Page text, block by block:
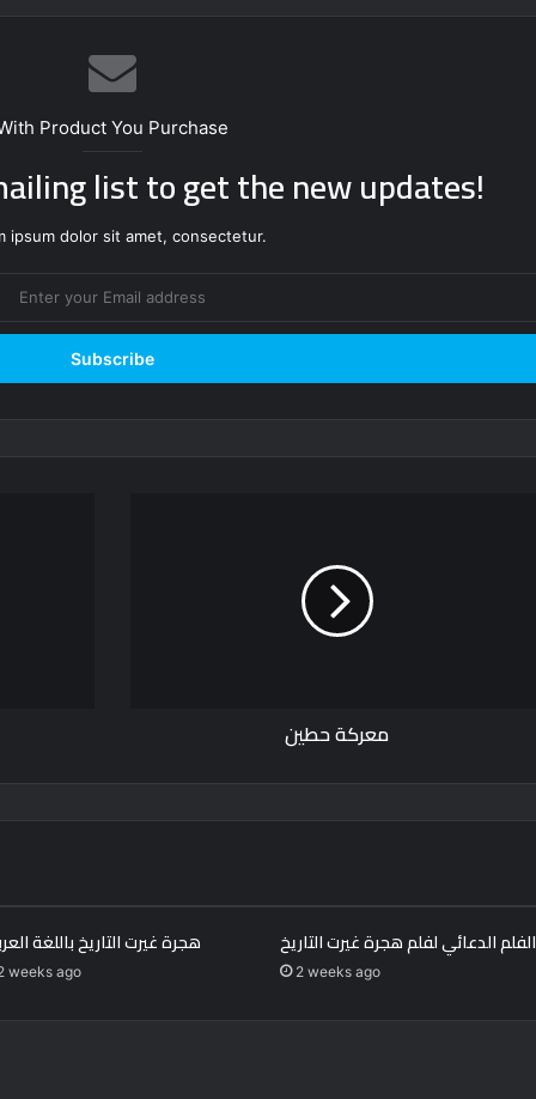
Product You Purchase
list to get the new updates!
ipsum dolor sit amet, consectetur.
معركة حطين
هجرة غيرت التاريخ باللغة
weeks ago
الفلم الدعائي لفلم هجرة غيرت التاريخ
2 weeks ago